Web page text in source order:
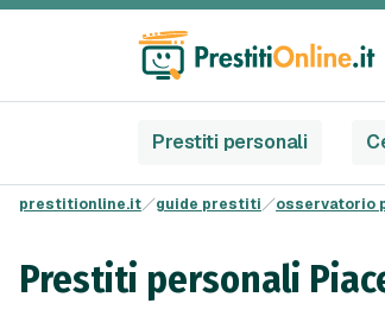
Prestiti personali
prestitionline.it guide prestiti osservatorio
Prestiti personali